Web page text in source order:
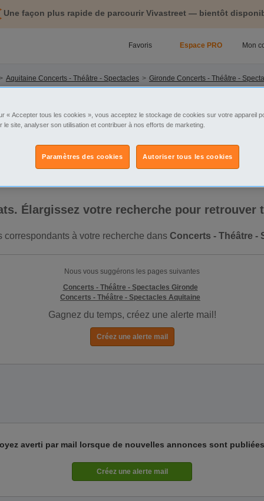
Une façon plus rapide de parcourir Vivastreet — bientôt
Favoris Espace PRO Mon
Aquitaine Concerts - Théâtre - Spectacles Gironde Concerts - Théâtre -
Sélectionnez la localisation
Élargissez votre recherche pour retrouver
correspondants à votre recherche dans Concerts - Théâtre -
Nous vous suggérons les pages suivantes
Concerts - Théâtre - Spectacles Gironde
Concerts - Théâtre - Spectacles Aquitaine
Gagnez du temps, créez une alerte mail!
averti par mail lorsque de nouvelles annonces sont
« Accepter tous les cookies », vous acceptez le stockage de cookies sur votre appareil
le site, analyser son utilisation et contribuer à nos efforts de marketing.
Autoriser tous les cookies
Paramètres des cookies